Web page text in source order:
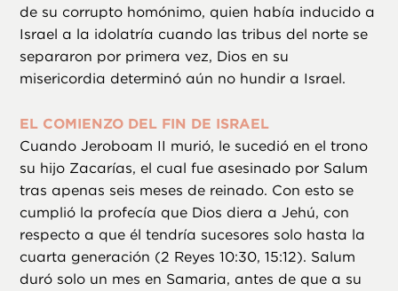
de su corrupto homónimo, quien había inducido a
Israel a la idolatría cuando las tribus del norte se
separaron por primera vez, Dios en su
misericordia determinó aún no hundir a Israel.
EL COMIENZO DEL FIN DE ISRAEL
Cuando Jeroboam II murió, le sucedió en el trono
su hijo Zacarías, el cual fue asesinado por Salum
tras apenas seis meses de reinado. Con esto se
cumplió la profecía que Dios diera a Jehú, con
respecto a que él tendría sucesores solo hasta la
cuarta generación (2 Reyes 10:30, 15:12). Salum
duró solo un mes en Samaria, antes de que a su